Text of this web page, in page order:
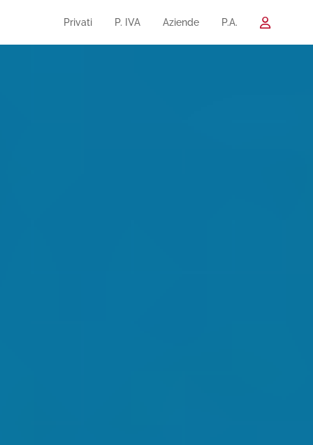
Privati P. IVA Aziende P.A.